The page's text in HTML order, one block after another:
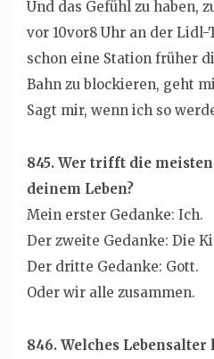
Und das Gefühl zu haben,
vor 10vor8 Uhr an der
schon eine Station früher
Bahn zu blockieren, geht
Sagt mir, wenn ich so
845. Wer trifft die
deinem Leben?
Mein erster Gedanke: Ich.
Der zweite Gedanke: Die
Der dritte Gedanke: Gott.
Oder wir alle zusammen.
846. Welches